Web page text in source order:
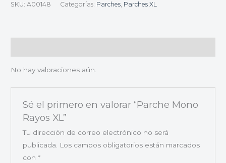
SKU: A00148 Categorías: Parches, Parches XL
No hay valoraciones aún.
Sé el primero en valorar “Parche Mono
Rayos XL”
Tu dirección de correo electrónico no será
publicada.
Los campos obligatorios están marcados
con *